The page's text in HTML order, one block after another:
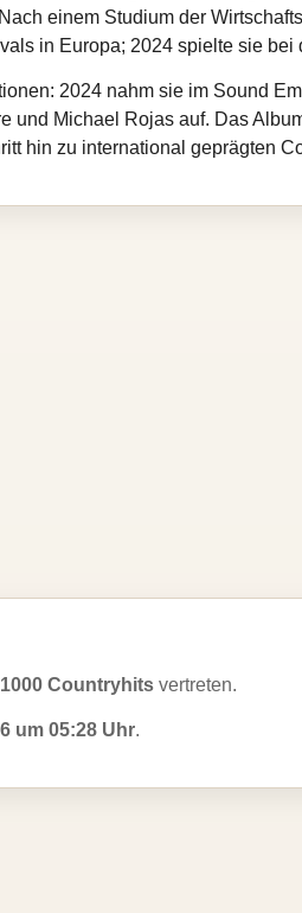
einem Studium der
in Europa; 2024 spielte sie
2024 nahm sie im Sound
und Michael Rojas auf. Das
hin zu international geprägten
1000 Countryhits vertreten.
um 05:28 Uhr.